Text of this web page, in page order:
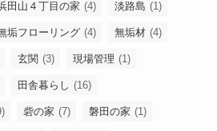
田山４丁目の家 (4) 淡路島 (1)
垢フローリング (4) 無垢材 (4)
玄関 (3) 現場管理 (1)
田舎暮らし (16)
砦の家 (7) 磐田の家 (1)